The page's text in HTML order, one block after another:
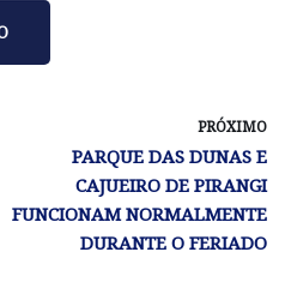
PRÓXIMO
PARQUE DAS DUNAS E
CAJUEIRO DE PIRANGI
FUNCIONAM NORMALMENTE
DURANTE O FERIADO